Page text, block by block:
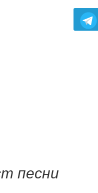
песни